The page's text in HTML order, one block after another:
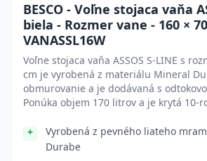
BESCO - Voľne stojaca vaňa
biela - Rozmer vane - 160 ×
VANASSL16W
Voľne stojaca vaňa ASSOS S-LINE s
cm je vyrobená z materiálu Mineral
obmurovanie a je dodávaná s
Ponúka objem 170 litrov a je krytá 10-
Vyrobená z pevného liateho
Durabe